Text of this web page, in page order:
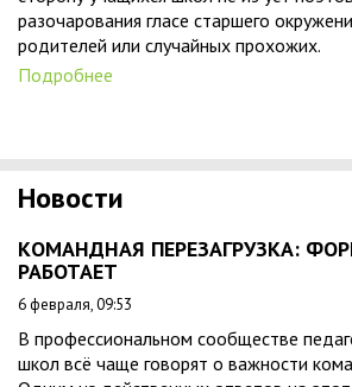
разочарования гласе старшего
родителей или случайных прохожих.
Подробнее
Новости
КОМАНДНАЯ ПЕРЕЗАГРУЗКА:
РАБОТАЕТ
6 февраля, 09:53
В профессиональном сообществе
школ всё чаще говорят о важности